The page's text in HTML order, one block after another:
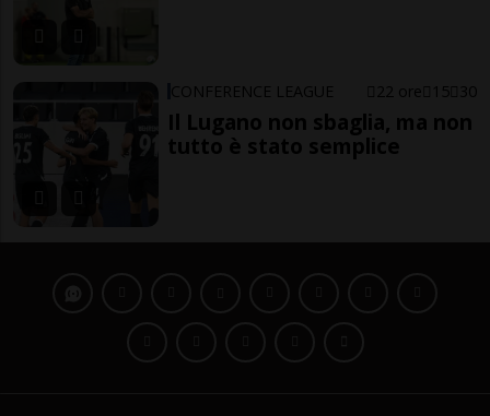
CONFERENCE LEAGUE 22 ore 15 30
Il Lugano non sbaglia, ma non
tutto è stato semplice